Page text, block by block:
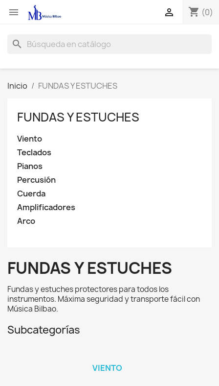
 shopping_cart (0)

search
Inicio FUNDAS Y ESTUCHES
FUNDAS Y ESTUCHES
Viento
Teclados
Pianos
Percusión
Cuerda
Amplificadores
Arco
FUNDAS Y ESTUCHES
Fundas y estuches protectores para todos los
instrumentos. Máxima seguridad y transporte fácil con
Música Bilbao.
Subcategorías
VIENTO